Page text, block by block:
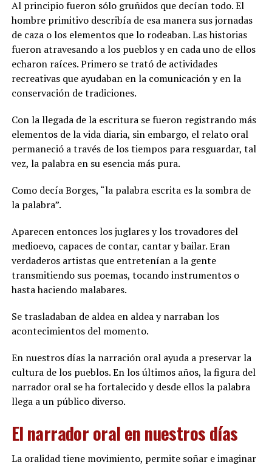
Al principio fueron sólo gruñidos que decían todo. El
hombre primitivo describía de esa manera sus jornadas
de caza o los elementos que lo rodeaban. Las historias
fueron atravesando a los pueblos y en cada uno de ellos
echaron raíces. Primero se trató de actividades
recreativas que ayudaban en la comunicación y en la
conservación de tradiciones.
Con la llegada de la escritura se fueron registrando más
elementos de la vida diaria, sin embargo, el relato oral
permaneció a través de los tiempos para resguardar, tal
vez, la palabra en su esencia más pura.
Como decía Borges, “la palabra escrita es la sombra de
la palabra”.
Aparecen entonces los juglares y los trovadores del
medioevo, capaces de contar, cantar y bailar. Eran
verdaderos artistas que entretenían a la gente
transmitiendo sus poemas, tocando instrumentos o
hasta haciendo malabares.
Se trasladaban de aldea en aldea y narraban los
acontecimientos del momento.
En nuestros días la narración oral ayuda a preservar la
cultura de los pueblos. En los últimos años, la figura del
narrador oral se ha fortalecido y desde ellos la palabra
llega a un público diverso.
El narrador oral en nuestros días
La oralidad tiene movimiento, permite soñar e imaginar